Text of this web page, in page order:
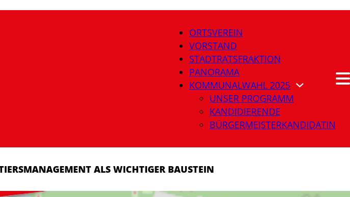
ORTSVEREIN
VORSTAND
STADTRATSFRAKTION
PANORAMA
KOMMUNALWAHL 2025
UNSER PROGRAMM
KANDIDIERENDE
BÜRGERMEISTERKANDIDATIN
ALS WICHTIGER BAUSTEIN